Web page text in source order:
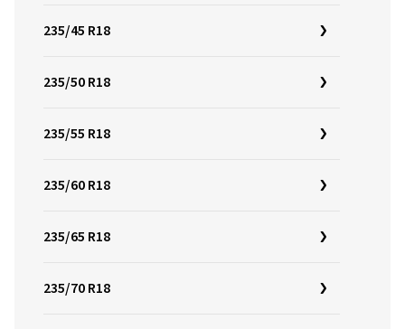
235/45 R18
235/50 R18
235/55 R18
235/60 R18
235/65 R18
235/70 R18